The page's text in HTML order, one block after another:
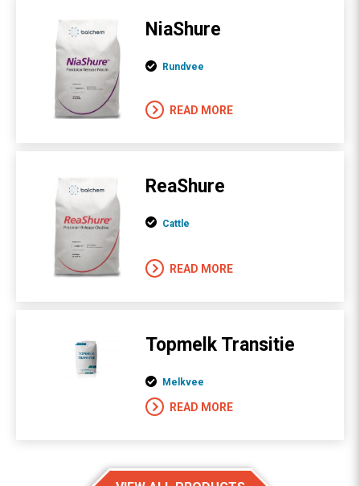
NiaShure
Rundvee
READ MORE
ReaShure
Cattle
READ MORE
Topmelk Transitie
Melkvee
READ MORE